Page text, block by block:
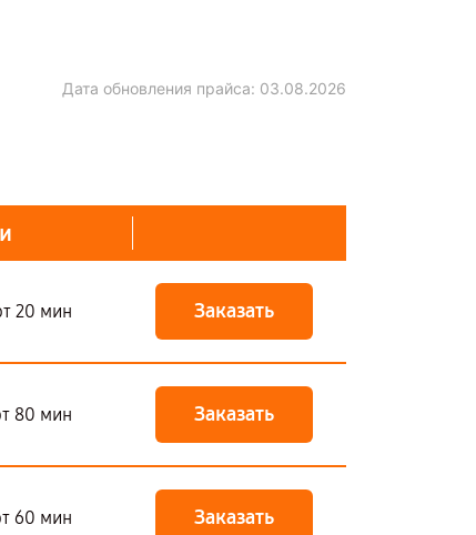
Дата обновления прайса: 03.08.2026
20 мин Заказать
80 мин Заказать
60 мин Заказать